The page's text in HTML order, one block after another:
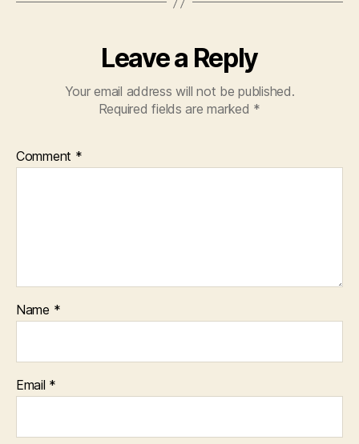
Leave a Reply
Your email address will not be published.
Required fields are marked *
Comment *
Name *
Email *